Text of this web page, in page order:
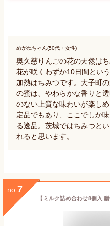
めがねちゃん(50代・女性)
奥久慈りんごの花の天然は
花が咲くわずか10日間とい
加熱はちみつです。大子町
の蜜は、やわらかな香りと
のない上質な味わいが楽し
定品でもあり、ここでしか
る逸品。茨城ではちみつと
れると思います。
no. 7